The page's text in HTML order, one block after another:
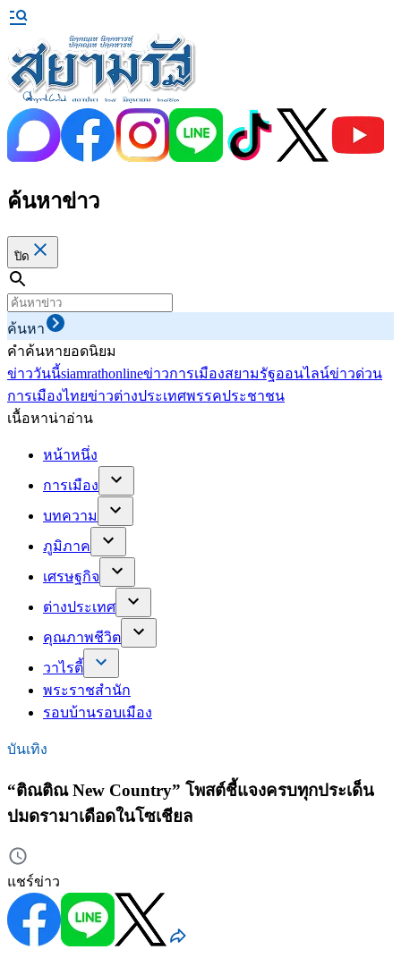
ค้นหาข่าว
ปิด
ค้นหา
คำค้นหายอดนิยม
ข่าววันนี้siamrathonlineข่าวการเมืองสยามรัฐออนไลน์ข่าวด่วน
การเมืองไทยข่าวต่างประเทศพรรคประชาชน
เนื้อหาน่าอ่าน
หน้าหนึ่ง
การเมือง
บทความ
ภูมิภาค
เศรษฐกิจ
ต่างประเทศ
คุณภาพชีวิต
วาไรตี้
พระราชสำนัก
รอบบ้านรอบเมือง
บันเทิง
“ติณติณ New Country” โพสต์ชี้แจงครบทุกประเด็น
ปมดรามาเดือดในโซเชียล
แชร์ข่าว